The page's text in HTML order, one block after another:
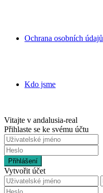
Ochrana osobních údajů
Kdo jsme
Vitajte v andalusia-real
Přihlaste se ke svému účtu
Přihlášení
Vytvořit účet